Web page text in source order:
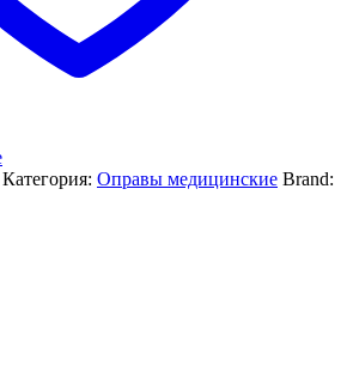
Категория: Оправы медицинские Brand: